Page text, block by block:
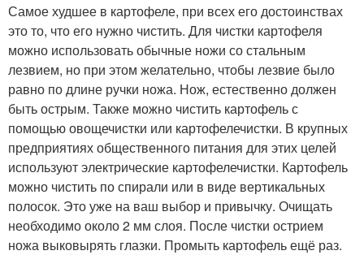
Самое худшее в картофеле, при всех его достоинствах
это то, что его нужно чистить. Для чистки картофеля
можно использовать обычные ножи со стальным
лезвием, но при этом желательно, чтобы лезвие было
равно по длине ручки ножа. Нож, естественно должен
быть острым. Также можно чистить картофель с
помощью овощечистки или картофелечистки. В крупных
предприятиях общественного питания для этих целей
используют электрические картофелечистки. Картофель
можно чистить по спирали или в виде вертикальных
полосок. Это уже на ваш выбор и привычку. Очищать
необходимо около 2 мм слоя. После чистки острием
ножа выковырять глазки. Промыть картофель ещё раз.